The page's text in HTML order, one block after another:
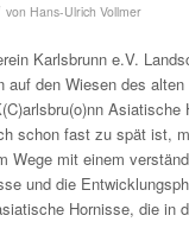
von Hans-Ulrich Vollmer
Karlsbrunn e.V.
auf den Wiesen des alten
Asiatische
schon fast zu spät ist,
Wege mit einem
und die
Hornisse, die in